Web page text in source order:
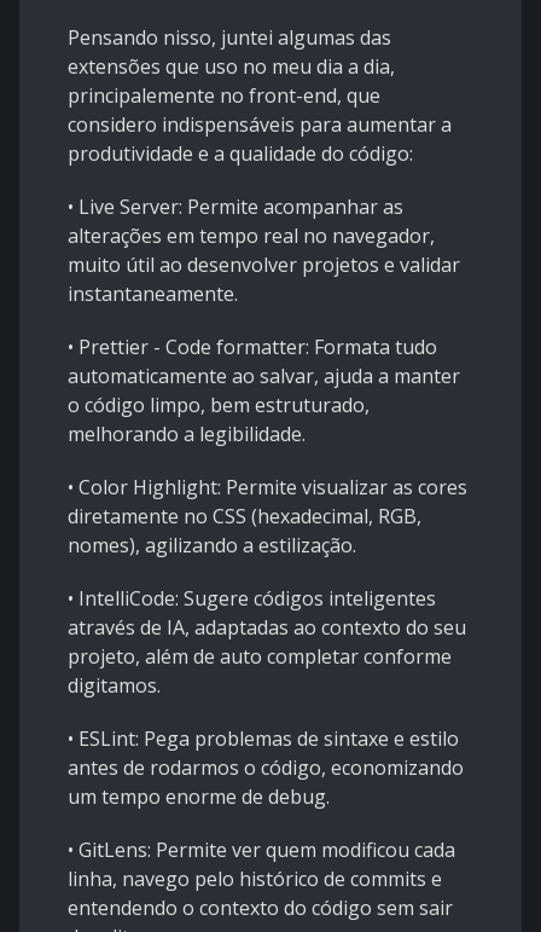
Pensando nisso, juntei algumas das
extensões que uso no meu dia a dia,
principalemente no front-end, que
considero indispensáveis para aumentar a
produtividade e a qualidade do código:
• Live Server: Permite acompanhar as
alterações em tempo real no navegador,
muito útil ao desenvolver projetos e validar
instantaneamente.
• Prettier - Code formatter: Formata tudo
automaticamente ao salvar, ajuda a manter
o código limpo, bem estruturado,
melhorando a legibilidade.
• Color Highlight: Permite visualizar as cores
diretamente no CSS (hexadecimal, RGB,
nomes), agilizando a estilização.
• IntelliCode: Sugere códigos inteligentes
através de IA, adaptadas ao contexto do seu
projeto, além de auto completar conforme
digitamos.
• ESLint: Pega problemas de sintaxe e estilo
antes de rodarmos o código, economizando
um tempo enorme de debug.
• GitLens: Permite ver quem modificou cada
linha, navego pelo histórico de commits e
entendendo o contexto do código sem sair